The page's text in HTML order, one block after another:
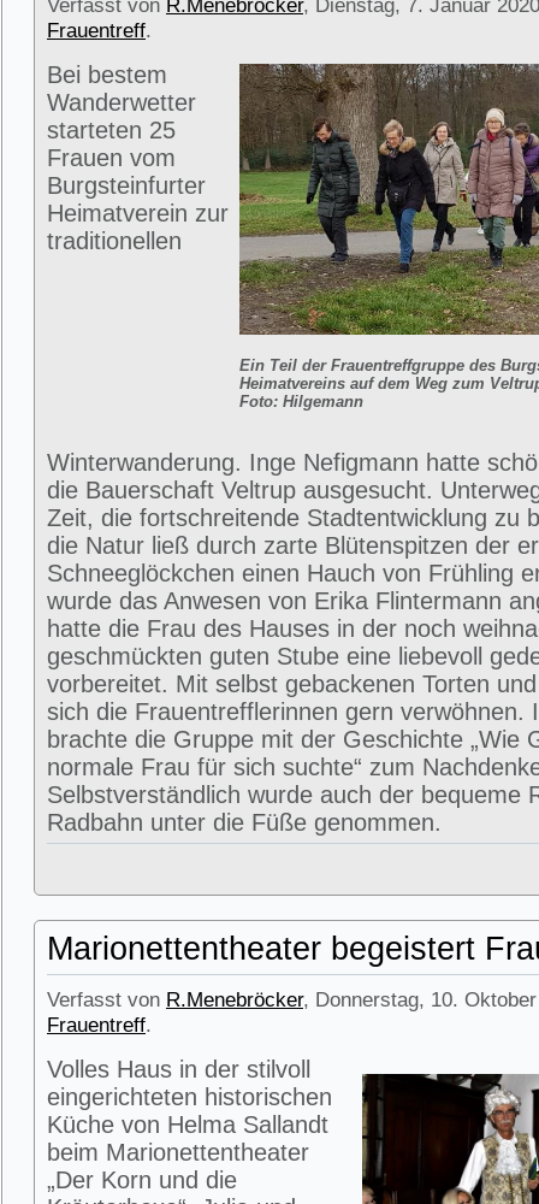
Verfasst von R.Menebröcker, Dienstag, 7. Januar
Frauentreff.
Ein Teil der Frauentreffgruppe des
Heimatvereins auf dem Weg zum
Foto: Hilgemann
Bei bestem
Wanderwetter
starteten 25
Frauen vom
Burgsteinfurter
Heimatverein zur
traditionellen
Winterwanderung. Inge Nefigmann hatte
die Bauerschaft Veltrup ausgesucht.
Zeit, die fortschreitende Stadtentwicklung zu
die Natur ließ durch zarte Blütenspitzen der
Schneeglöckchen einen Hauch von Frühling
wurde das Anwesen von Erika Flintermann
hatte die Frau des Hauses in der noch
geschmückten guten Stube eine liebevoll
vorbereitet. Mit selbst gebackenen Torten
sich die Frauentrefflerinnen gern verwöhnen.
brachte die Gruppe mit der Geschichte „Wie
normale Frau für sich suchte“ zum
Selbstverständlich wurde auch der bequeme
Radbahn unter die Füße genommen.
Marionettentheater begeistert
Verfasst von R.Menebröcker, Donnerstag, 10.
Frauentreff.
Volles Haus in der stilvoll
eingerichteten historischen
Küche von Helma Sallandt
beim Marionettentheater
„Der Korn und die